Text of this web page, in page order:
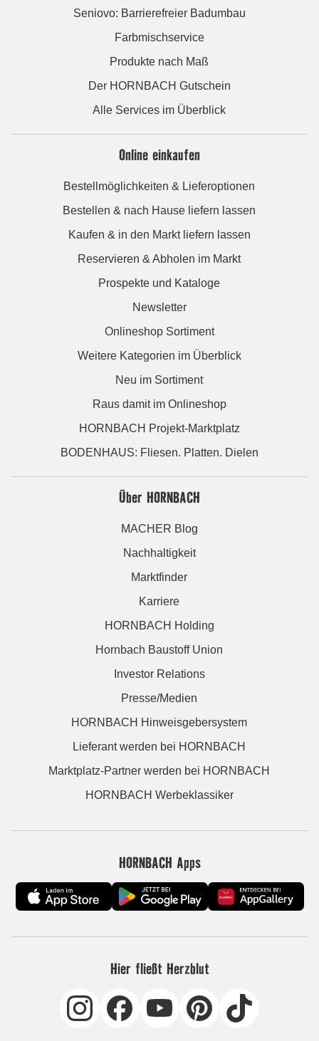
Seniovo: Barrierefreier Badumbau
Farbmischservice
Produkte nach Maß
Der HORNBACH Gutschein
Alle Services im Überblick
Online einkaufen
Bestellmöglichkeiten & Lieferoptionen
Bestellen & nach Hause liefern lassen
Kaufen & in den Markt liefern lassen
Reservieren & Abholen im Markt
Prospekte und Kataloge
Newsletter
Onlineshop Sortiment
Weitere Kategorien im Überblick
Neu im Sortiment
Raus damit im Onlineshop
HORNBACH Projekt-Marktplatz
BODENHAUS: Fliesen. Platten. Dielen
Über HORNBACH
MACHER Blog
Nachhaltigkeit
Marktfinder
Karriere
HORNBACH Holding
Hornbach Baustoff Union
Investor Relations
Presse/Medien
HORNBACH Hinweisgebersystem
Lieferant werden bei HORNBACH
Marktplatz-Partner werden bei HORNBACH
HORNBACH Werbeklassiker
HORNBACH Apps
Hier fließt Herzblut